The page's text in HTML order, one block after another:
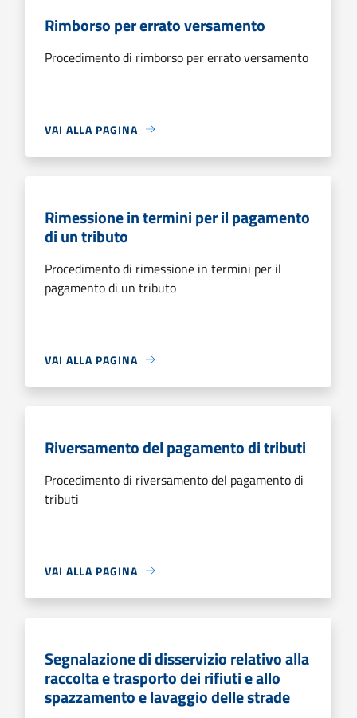
Rimborso per errato versamento
Procedimento di rimborso per errato versamento
VAI ALLA PAGINA
Rimessione in termini per il pagamento
di un tributo
Procedimento di rimessione in termini per il
pagamento di un tributo
VAI ALLA PAGINA
Riversamento del pagamento di tributi
Procedimento di riversamento del pagamento di
tributi
VAI ALLA PAGINA
Segnalazione di disservizio relativo alla
raccolta e trasporto dei rifiuti e allo
spazzamento e lavaggio delle strade